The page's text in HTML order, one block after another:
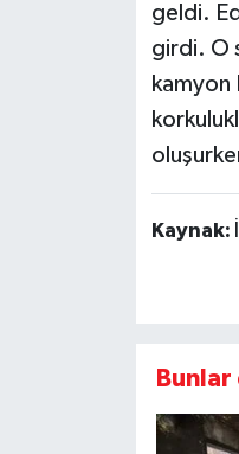
geldi.
girdi. O
Kaynak: